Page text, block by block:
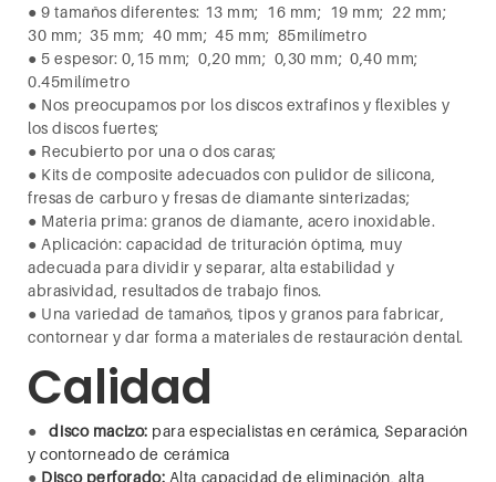
●9 tamaños diferentes: 13 mm; 16 mm; 19 mm; 22 mm;
30 mm; 35 mm; 40 mm; 45 mm; 85milímetro
● 5 espesor: 0,15 mm; 0,20 mm; 0,30 mm; 0,40 mm;
0.45milímetro
● Nos preocupamos por los discos extrafinos y flexibles y
los discos fuertes;
● Recubierto por una o dos caras;
● Kits de composite adecuados con pulidor de silicona,
fresas de carburo y fresas de diamante sinterizadas;
● Materia prima: granos de diamante, acero inoxidable.
● Aplicación: capacidad de trituración óptima, muy
adecuada para dividir y separar, alta estabilidad y
abrasividad, resultados de trabajo finos.
● Una variedad de tamaños, tipos y granos para fabricar,
contornear y dar forma a materiales de restauración dental.
Calidad
● disco macizo: para especialistas en cerámica, Separación
y contorneado de cerámica
● Disco perforado: Alta capacidad de eliminación, alta